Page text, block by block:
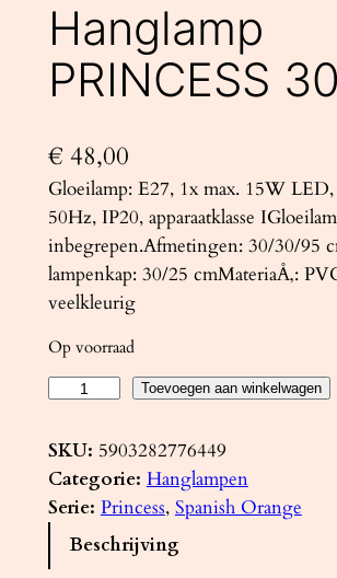
Hanglamp
PRINCESS 30
€ 48,00
Gloeilamp: E27, 1x max. 15W
50Hz, IP20, apparaatklasse
inbegrepen.Afmetingen: 30/30/95
lampenkap: 30/25 cmMateriaÅ‚:
veelkleurig
Op voorraad
n
g
l
Toevoegen aan winkelwagen
SKU: 5903282776449
Categorie: Hanglampen
Serie: Princess, Spanish Orange
Beschrijving